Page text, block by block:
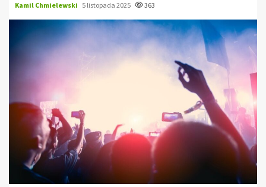
Kamil Chmielewski 5 listopada 2025 363